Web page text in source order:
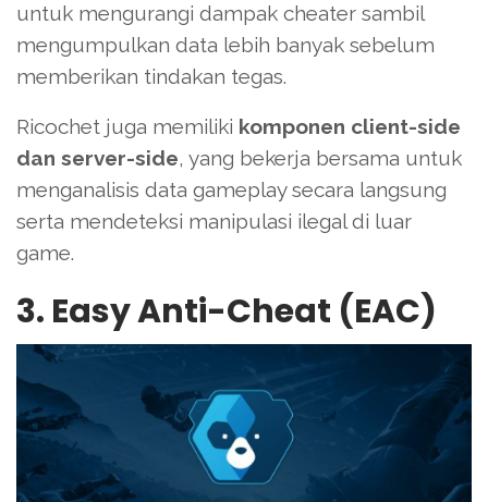
untuk mengurangi dampak cheater sambil
mengumpulkan data lebih banyak sebelum
memberikan tindakan tegas.
Ricochet juga memiliki komponen client-side
dan server-side, yang bekerja bersama untuk
menganalisis data gameplay secara langsung
serta mendeteksi manipulasi ilegal di luar
game.
3. Easy Anti-Cheat (EAC)